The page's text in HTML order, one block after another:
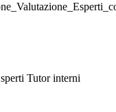
Tutor interni